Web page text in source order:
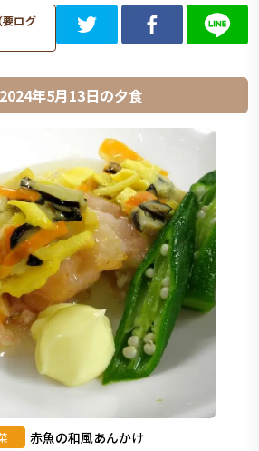
ログ
2024年5月13日の夕食
赤魚の和風あんかけ